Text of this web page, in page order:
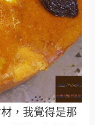
，我覺得是那